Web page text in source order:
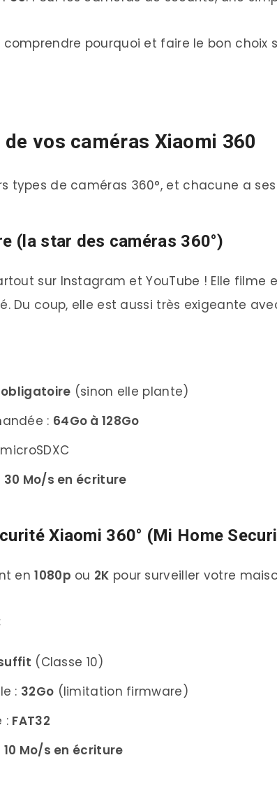
comprendre pourquoi et faire le bon
de vos caméras Xiaomi 360
types de caméras 360°, et chacune a
(la star des caméras 360°)
sur Instagram et YouTube ! Elle filme
Du coup, elle est aussi très exigeante
obligatoire (sinon elle plante)
: 64Go à 128Go
30 Mo/s en écriture
Xiaomi 360° (Mi Home
en1080p ou 2K pour surveiller votre
(Classe 10)
: 32Go (limitation firmware)
: FAT32
10 Mo/s en écriture